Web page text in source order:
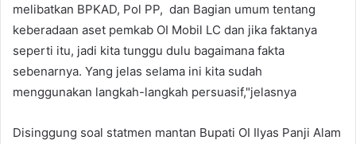
melibatkan BPKAD, Pol PP, dan Bagian umum tentang
keberadaan aset pemkab OI Mobil LC dan jika faktanya
seperti itu, jadi kita tunggu dulu bagaimana fakta
sebenarnya. Yang jelas selama ini kita sudah
menggunakan langkah-langkah persuasif,"jelasnya
Disinggung soal statmen mantan Bupati OI Ilyas Panji Alam